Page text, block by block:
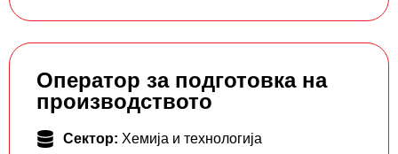
Оператор за подготовка на
производството
Сектор: Хемија и технологија